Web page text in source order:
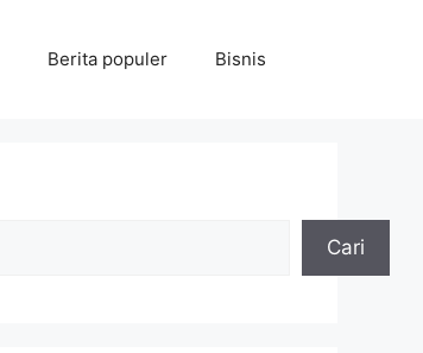
Berita populer Bisnis
Cari